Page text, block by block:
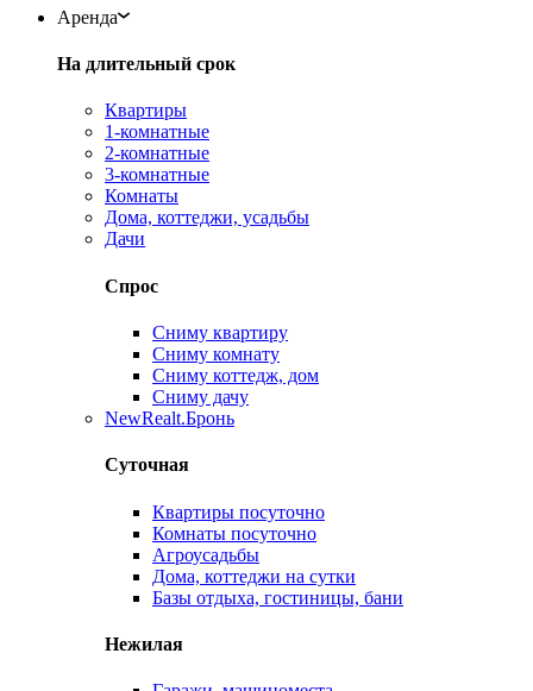
Аренда
На длительный срок
Квартиры
1-комнатные
2-комнатные
3-комнатные
Комнаты
Дома, коттеджи, усадьбы
Дачи
Спрос
Сниму квартиру
Сниму комнату
Сниму коттедж, дом
Сниму дачу
NewRealt.Бронь
Суточная
Квартиры посуточно
Комнаты посуточно
Агроусадьбы
Дома, коттеджи на сутки
Базы отдыха, гостиницы, бани
Нежилая